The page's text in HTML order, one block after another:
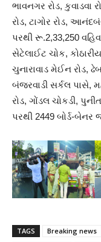
ભાવનગર રોડ, કુવાડવા
રોડ, ટાગોર રોડ,
પરથી રૂ.2,33,250
સેટેલાઈટ ચોક,
ચુનારાવાડ મેઈન રોડ,
બંજરવાડી સર્કલ પાસે,
રોડ, ગોંડલ ચોકડી,
પરથી 2449 બોર્ડ-બેનર
TAGS Breaking news